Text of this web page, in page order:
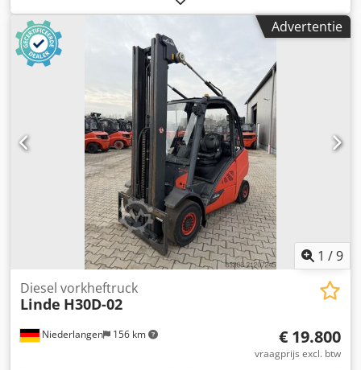
brandstoftype:diesel, masttype:duplex, bouwhoogte:
2.450 mm
Diesel
, Diesel vorkheftruck
Lastzwaartepunt: 500 Masttype: Duplex Staat: Klaar voor
gebruik en volledig functioneel Technische staat: goed
Voorbanden type: Superelastiek Achterbanden type:
Superelastiek Csdsyk Na Hspfx Apyerf 3e ventiel, 4e
ventiel, achterste werklamp, voorste werklamp,
verwarming, volledige cabine, binnenspiegel, kunststof
zitkussen, dubbel pedaal
Advertentie
1 /9
Niederlangen 156 km
Diesel vorkheftruck
Linde H30D-02
€ 19.800
vraagprijs excl. btw